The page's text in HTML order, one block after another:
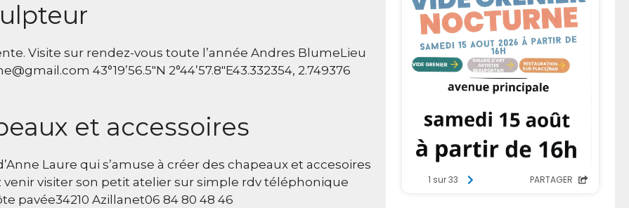
Visite sur rendez-vous toute l’année Andres BlumeLieu
43°19’56.5″N 2°44’57.8″E43.332354, 2.749376
et accessoires
Laure qui s’amuse à créer des chapeaux et accesoires
visiter son petit atelier sur simple rdv téléphonique
pavée34210 Azillanet06 84 80 48 46